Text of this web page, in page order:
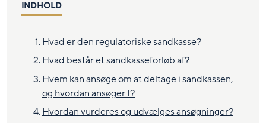
INDHOLD
Hvad er den regulatoriske sandkasse?
Hvad består et sandkasseforløb af?
Hvem kan ansøge om at deltage i sandkassen,
og hvordan ansøger I?
Hvordan vurderes og udvælges ansøgninger?